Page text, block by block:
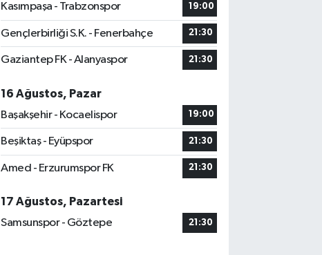
Kasımpaşa - Trabzonspor 19:00
Gençlerbirliği S.K. - Fenerbahçe 21:30
Gaziantep FK - Alanyaspor 21:30
16 Ağustos, Pazar
Başakşehir - Kocaelispor
19:00
Beşiktaş - Eyüpspor 21:30
Amed - Erzurumspor FK 21:30
17 Ağustos, Pazartesi
Samsunspor - Göztepe
21:30